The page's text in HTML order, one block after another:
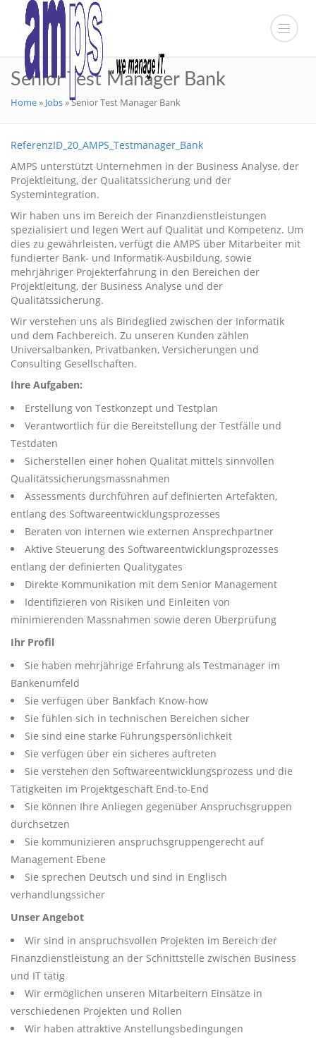
Senior Test Manager Bank
Home» Jobs»Senior Test Manager Bank
ReferenzID_20_AMPS_Testmanager_Bank
AMPS unterstützt Unternehmen in der Business Analyse, der
Projektleitung, der Qualitätssicherung und der
Systemintegration.
Wir haben uns im Bereich der Finanzdienstleistungen
spezialisiert und legen Wert auf Qualität und Kompetenz. Um
dies zu gewährleisten, verfügt die AMPS über Mitarbeiter mit
fundierter Bank- und Informatik-Ausbildung, sowie
mehrjähriger Projekterfahrung in den Bereichen der
Projektleitung, der Business Analyse und der
Qualitätssicherung.
Wir verstehen uns als Bindeglied zwischen der Informatik
und dem Fachbereich. Zu unseren Kunden zählen
Universalbanken, Privatbanken, Versicherungen und
Consulting Gesellschaften.
Ihre Aufgaben:
Erstellung von Testkonzept und Testplan
Verantwortlich für die Bereitstellung der Testfälle und
Testdaten
Sicherstellen einer hohen Qualität mittels sinnvollen
Qualitätssicherungsmassnahmen
Assessments durchführen auf definierten Artefakten,
entlang des Softwareentwicklungsprozesses
Beraten von internen wie externen Ansprechpartner
Aktive Steuerung des Softwareentwicklungsprozesses
entlang der definierten Qualitygates
Direkte Kommunikation mit dem Senior Management
Identifizieren von Risiken und Einleiten von
minimierenden Massnahmen sowie deren Überprüfung
Ihr Profil
Sie haben mehrjährige Erfahrung als Testmanager im
Bankenumfeld
Sie verfügen über Bankfach Know-how
Sie fühlen sich in technischen Bereichen sicher
Sie sind eine starke Führungspersönlichkeit
Sie verfügen über ein sicheres auftreten
Sie verstehen den Softwareentwicklungsprozess und die
Tätigkeiten im Projektgeschäft End-to-End
Sie können Ihre Anliegen gegenüber Anspruchsgruppen
durchsetzen
Sie kommunizieren anspruchsgruppengerecht auf
Management Ebene
Sie sprechen Deutsch und sind in Englisch
verhandlungssicher
Unser Angebot
Wir sind in anspruchsvollen Projekten im Bereich der
Finanzdienstleistung an der Schnittstelle zwischen Business
und IT tätig
Wir ermöglichen unseren Mitarbeitern Einsätze in
verschiedenen Projekten und Rollen
Wir haben attraktive Anstellungsbedingungen